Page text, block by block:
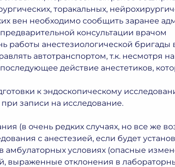
торакальных,
вен необходимо сообщить заранее
консультации врачом
работы анестезиологической бригады
автотранспортом, т.к. несмотря
действие анестетиков,
к эндоскопическому
записи на исследование.
(в очень редких случаях, но все же
с анестезией, если будет
амбулаторных условиях (опасные
выраженные отклонения в